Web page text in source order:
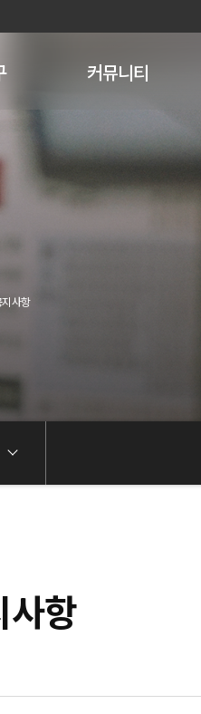
커뮤니티
사항
항